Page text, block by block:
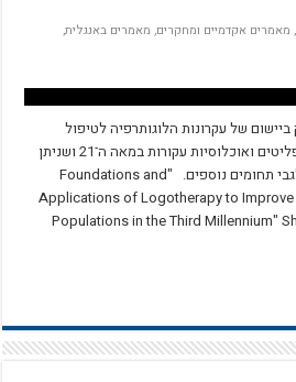
, מאמרים אקדמיים ומחקרים, מאמרים באנגלית,
של עקרונות הלוגותרפיה לטיפול
בבעיות הנפשיות של מהגרים, פליטים ואוכלוסיות עקורות במאה ה־21 ושניתן
ללמוד ממנו תובנות יישומיות לגבי תחומים נוספים. "Foundations and
Applications of Logotherapy to
Populations in the Third Millennium"